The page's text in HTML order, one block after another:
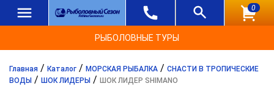
0
РЫБОЛОВНЫЕ ТУРЫ
Главная / Каталог / МОРСКАЯ РЫБАЛКА / СНАСТИ В ТРОПИЧЕСКИЕ
ВОДЫ / ШОК ЛИДЕРЫ / ШОК ЛИДЕР SHIMANO